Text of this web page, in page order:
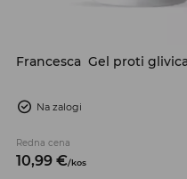
Francesca Gel proti
Na zalogi
Redna cena
10,99 €/kos